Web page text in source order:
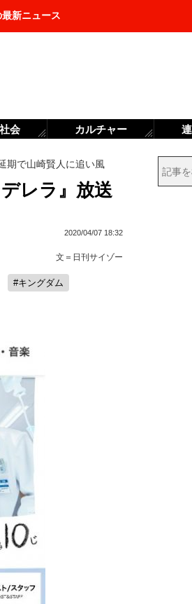
新ニュース
期で山崎賢人に追い風
レラ』放送
2020/04/07 18:32
文＝ 日刊サイゾー
#キングダム
社会 カルチャー